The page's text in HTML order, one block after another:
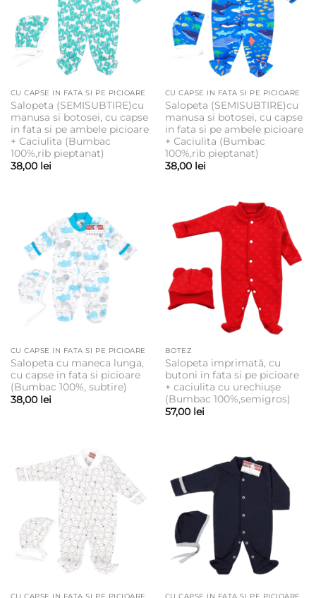
CU CAPSE IN FATA SI PE PICIOARE
Salopeta (SEMISUBTIRE)cu
manusa si botosei, cu capse
in fata si pe ambele picioare
+ Caciulita (Bumbac
100%,rib pieptanat)
38,00 lei
CU CAPSE IN FATA SI PE PICIOARE
Salopeta (SEMISUBTIRE)cu
manusa si botosei, cu capse
in fata si pe ambele picioare
+ Caciulita (Bumbac
100%,rib pieptanat)
38,00 lei
CU CAPSE IN FATA SI PE PICIOARE
Salopeta cu maneca lunga,
cu capse in fata si picioare
(Bumbac 100%, subtire)
38,00 lei
BOTEZ
Salopeta imprimată, cu
butoni in fata si pe picioare
+ caciulita cu urechiușe
(Bumbac 100%,semigros)
57,00 lei
CU CAPSE IN FATA SI PE PICIOARE CU CAPSE IN FATA SI PE PICIOARE